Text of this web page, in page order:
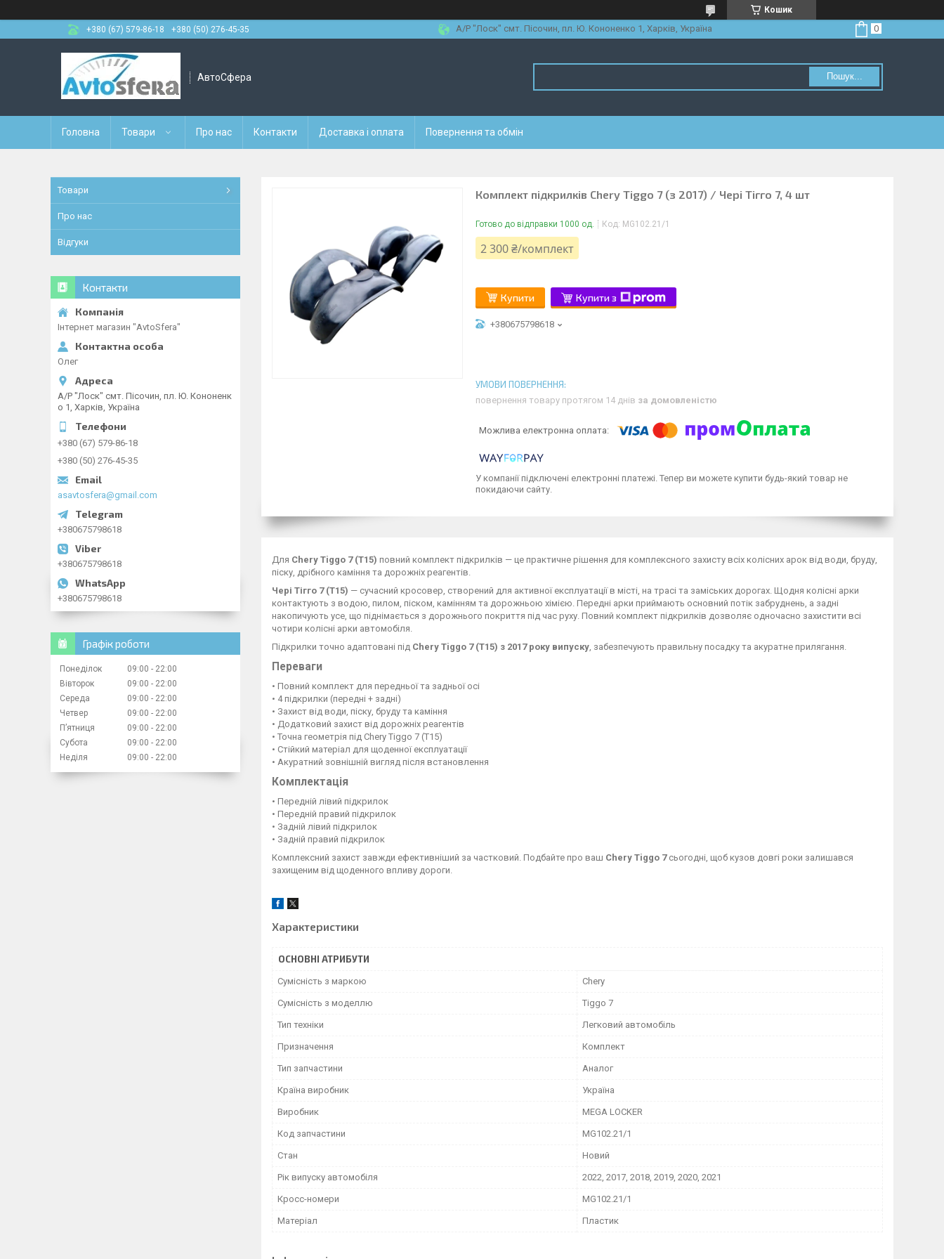
Кошик
+380 (67) 579-86-18
+380 (50) 276-45-35 А/Р "Лоск" смт. Пісочин, пл. Ю. Кононенко 1, Харків, Україна
АвтоСфера Пошук...
Головна Товари Про нас Контакти Доставка і оплата Повернення та обмін
Комплект підкрилків Chery Tiggo 7 (з 2017) / Чері Тігго 7, 4 шт
Готово до відправки 1000 од. Код: MG102.21/1
2 300 ₴/комплект
Купити Купити з
+380675798618
повернення товару протягом 14 днів за домовленістю
У компанії підключені електронні платежі. Тепер ви можете купити будь-який товар не
покидаючи сайту.
Для Chery Tiggo 7 (T15) повний комплект підкрилків — це практичне рішення для комплексного захисту всіх колісних арок від води, бруду,
піску, дрібного каміння та дорожніх реагентів.
Чері Тігго 7 (T15) — сучасний кросовер, створений для активної експлуатації в місті, на трасі та заміських дорогах. Щодня колісні арки
контактують з водою, пилом, піском, камінням та дорожньою хімією. Передні арки приймають основний потік забруднень, а задні
накопичують усе, що піднімається з дорожнього покриття під час руху. Повний комплект підкрилків дозволяє одночасно захистити всі
чотири колісні арки автомобіля.
Підкрилки точно адаптовані під Chery Tiggo 7 (T15) з 2017 року випуску , забезпечують правильну посадку та акуратне прилягання.
Переваги
• Повний комплект для передньої та задньої осі
• 4 підкрилки (передні + задні)
• Захист від води, піску, бруду та каміння
• Додатковий захист від дорожніх реагентів
• Точна геометрія під Chery Tiggo 7 (T15)
• Стійкий матеріал для щоденної експлуатації
• Акуратний зовнішній вигляд після встановлення
Комплектація
• Передній лівий підкрилок
• Передній правий підкрилок
• Задній лівий підкрилок
• Задній правий підкрилок
Комплексний захист завжди ефективніший за частковий. Подбайте про ваш Chery Tiggo 7сьогодні, щоб кузов довгі роки залишався
захищеним від щоденного впливу дороги.
Характеристики
ОСНОВНІ АТРИБУТИ
Сумісність з маркою Chery
Сумісність з моделлю Tiggo 7
Тип техніки Легковий автомобіль
Призначення Комплект
Тип запчастини Аналог
Країна виробник Україна
Виробник MEGA LOCKER
Код запчастини MG102.21/1
Стан Новий
Рік випуску автомобіля 2022, 2017, 2018, 2019, 2020, 2021
Кросс-номери MG102.21/1
Матеріал Пластик
Товари
Про нас
Відгуки
Контакти
Інтернет магазин "AvtoSfera"
Олег
А/Р "Лоск" смт. Пісочин, пл. Ю. Кононенк
о 1, Харків, Україна
+380 (67) 579-86-18
+380 (50) 276-45-35
asavtosfera@gmail.com
+380675798618
+380675798618
+380675798618
Графік роботи
Понеділок 09:00
22:00
Вівторок
09:00
22:00
Середа
09:00
22:00
Четвер
09:00
22:00
Пʼятниця
09:00
22:00
Субота
09:00
22:00
Неділя
09:00 22:00